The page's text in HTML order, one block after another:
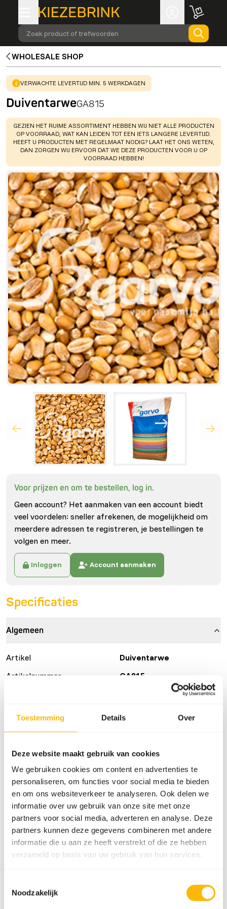
Toestemming Details Over
Deze website maakt gebruik van cookies
We gebruiken cookies om content en advertenties te
personaliseren, om functies voor social media te bieden
en om ons websiteverkeer te analyseren. Ook delen we
informatie over uw gebruik van onze site met onze
partners voor social media, adverteren en analyse. Deze
partners kunnen deze gegevens combineren met andere
informatie die u aan ze heeft verstrekt of die ze hebben
verzameld op basis van uw gebruik van hun services.
Noodzakelijk
Zoek product of trefwoorden
WHOLESALE SHOP
WARNING:
VERWACHTE LEVERTIJD MIN. 5 WERKDAGEN
DuiventarweGA815
WARNING:
GEZIEN HET RUIME ASSORTIMENT HEBBEN WIJ NIET ALLE PRODUCTEN
OP VOORRAAD, WAT KAN LEIDEN TOT EEN IETS LANGERE LEVERTIJD.
HEEFT U PRODUCTEN MET REGELMAAT NODIG? LAAT HET ONS WETEN,
DAN ZORGEN WIJ ERVOOR DAT WE DEZE PRODUCTEN VOOR U OP
VOORRAAD HEBBEN!
Voor prijzen en om te bestellen, log in.
Geen account? Het aanmaken van een account biedt
veel voordelen: sneller afrekenen, de mogelijkheid om
meerdere adressen te registreren, je bestellingen te
volgen en meer.
Inloggen Account aanmaken
Specificaties
Algemeen
Artikel
Duiventarwe
Artikelnummer
GA815
5 werkdagen
Details
Merk Garvo
Hazelnoten